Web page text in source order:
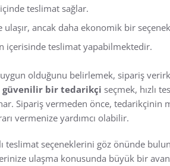
teslimat sağlar.
ancak daha ekonomik bir
içerisinde teslimat yapabilmektedir.
olduğunu belirlemek, sipariş
güvenilir bir tedarikçi seçmek, hızlı
Sipariş vermeden önce, tedarikçinin
vermenize yardımcı olabilir.
teslimat seçeneklerini göz önünde
ulaşma konusunda büyük bir